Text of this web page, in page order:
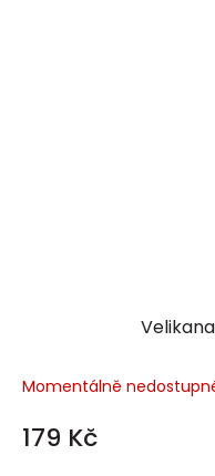
Momentálně
179 Kč